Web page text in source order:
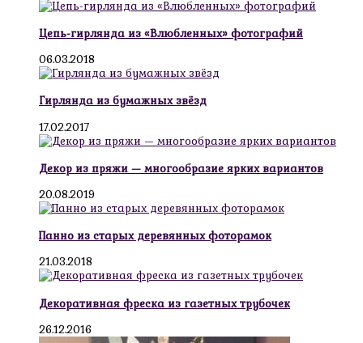
Цепь-гирлянда из «Влюбленных» фотографий
06.03.2018
Гирлянда из бумажных звёзд
17.02.2017
Декор из пряжи — многообразие ярких вариантов
20.08.2019
Панно из старых деревянных фоторамок
21.03.2018
Декоративная фреска из газетных трубочек
26.12.2016